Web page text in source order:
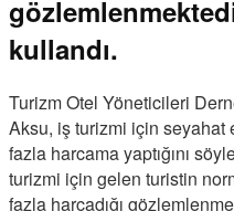
kullandı.
Turizm Otel Yöneticileri
Aksu, iş turizmi için seyahat
fazla harcama yaptığını
turizmi için gelen turistin
fazla harcadığı